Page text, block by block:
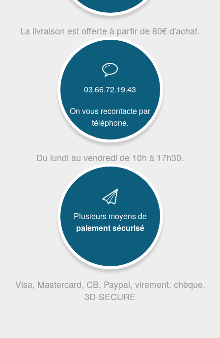
La livraison est offerte à partir de 80€ d'achat.
03.66.72.19.43
On vous recontacte par
téléphone.
Du lundi au vendredi de 10h à 17h30.
Plusieurs moyens de
paiement sécurisé
Visa, Mastercard, CB, Paypal, virement, chèque,
3D-SECURE